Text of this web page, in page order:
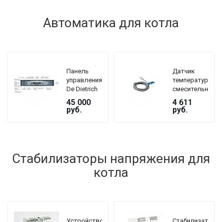
Автоматика для котла
Панель
управления
De Dietrich
DTG 230
GJ5 B3
45 000
руб.
Датчик
температуры
смесительного
контура De
Dietrich AD
199
4 611
руб.
Стабилизаторы напряжения для
котла